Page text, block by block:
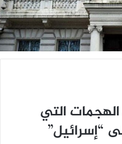
الهجمات التي
“إسرائيل”